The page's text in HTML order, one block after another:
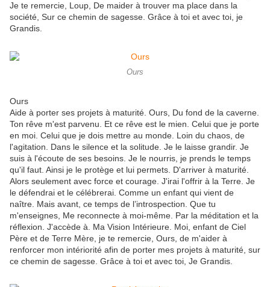
Je te remercie, Loup, De maider à trouver ma place dans la
société, Sur ce chemin de sagesse. Grâce à toi et avec toi, je
Grandis.
Ours
Ours
Aide à porter ses projets à maturité. Ours, Du fond de la caverne.
Ton rêve m'est parvenu. Et ce rêve est le mien. Celui que je porte
en moi. Celui que je dois mettre au monde. Loin du chaos, de
l'agitation. Dans le silence et la solitude. Je le laisse grandir. Je
suis à l'écoute de ses besoins. Je le nourris, je prends le temps
qu'il faut. Ainsi je le protège et lui permets. D'arriver à maturité.
Alors seulement avec force et courage. J'irai l'offrir à la Terre. Je
le défendrai et le célébrerai. Comme un enfant qui vient de
naître. Mais avant, ce temps de l’introspection. Que tu
m'enseignes, Me reconnecte à moi-même. Par la méditation et la
réflexion. J'accède à. Ma Vision Intérieure. Moi, enfant de Ciel
Père et de Terre Mère, je te remercie, Ours, de m'aider à
renforcer mon intériorité afin de porter mes projets à maturité, sur
ce chemin de sagesse. Grâce à toi et avec toi, Je Grandis.